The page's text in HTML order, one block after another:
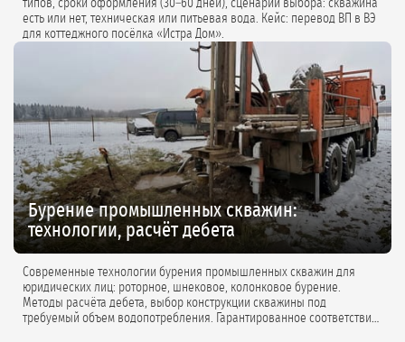
типов, сроки оформления (30–60 дней), сценарии выбора: скважина
есть или нет, техническая или питьевая вода. Кейс: перевод ВП в ВЭ
для коттеджного посёлка «Истра Дом».
Бурение промышленных скважин:
технологии, расчёт дебета
Современные технологии бурения промышленных скважин для
юридических лиц: роторное, шнековое, колонковое бурение.
Методы расчёта дебета, выбор конструкции скважины под
требуемый объем водопотребления. Гарантированное соответствие